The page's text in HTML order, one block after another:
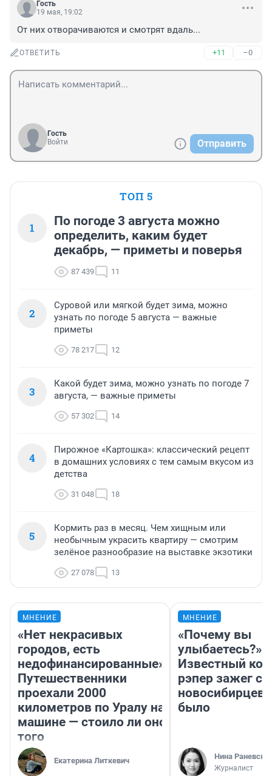
Гость
19 мая, 19:02
От них отворачиваются и смотрят вдаль...
ОТВЕТИТЬ +11 –0
Гость
Войти
Отправить
ТОП 5
1
По погоде 3 августа можно
определить, каким будет
декабрь, — приметы и поверья
87 439 11
2
Суровой или мягкой будет зима, можно
узнать по погоде 5 августа — важные
приметы
78 217 12
3
Какой будет зима, можно узнать по погоде 7
августа, — важные приметы
57 302 14
4
Пирожное «Картошка»: классический рецепт
в домашних условиях с тем самым вкусом из
детства
31 048 18
5
Кормить раз в месяц. Чем хищным или
необычным украсить квартиру — смотрим
зелёное разнообразие на выставке экзотики
27 078 13
МНЕНИЕ
«Нет некрасивых
городов, есть
недофинансированные».
Путешественники
проехали 2000
километров по Уралу на
машине — стоило ли оно
того
Екатерина Литкевич
МНЕНИЕ
«Почему вы
улыбаетесь?»
Известный
рэпер зажег с
новосибирцев:
было
Нина
Журналист